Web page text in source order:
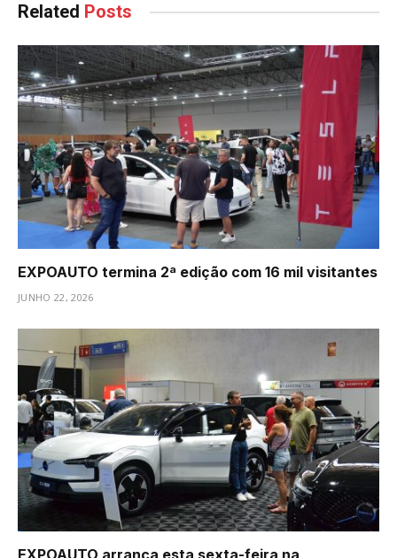
Related Posts
EXPOAUTO termina 2ª edição com 16 mil visitantes
JUNHO 22, 2026